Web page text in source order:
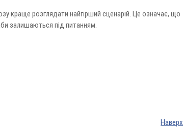
краще розглядати найгірший сценарій. Це означає, що
залишаються під питанням.
Наверх